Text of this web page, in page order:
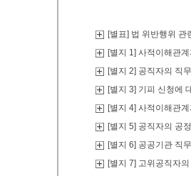
[별표] 법 위반행위
[별지 1] 사적이해관
[별지 2] 공직자의 직
[별지 3] 기피 신청에
[별지 4] 사적이해관
[별지 5] 공직자의 공
[별지 6] 공공기관 직
[별지 7] 고위공직자